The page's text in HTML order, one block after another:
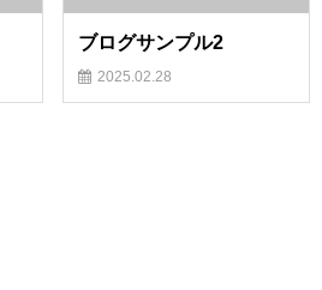
ブログサンプル2
2025.02.28